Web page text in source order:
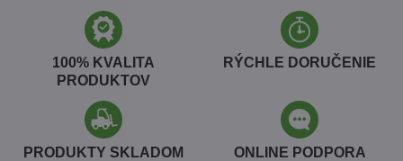
100% KVALITA
PRODUKTOV
RÝCHLE DORUČENIE
PRODUKTY SKLADOM ONLINE PODPORA